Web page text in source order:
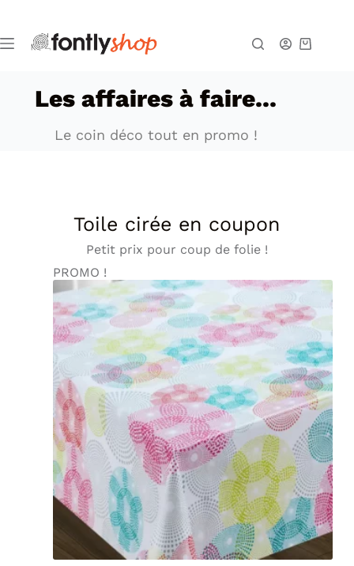
Les affaires à faire...
Le coin déco tout en promo !
Toile cirée en coupon
Petit prix pour coup de folie !
PROMO !